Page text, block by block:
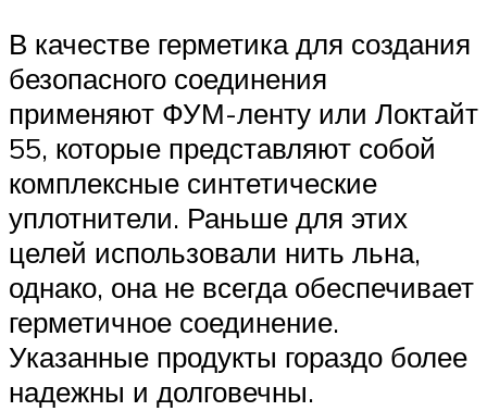
В качестве герметика для создания
безопасного соединения
применяют ФУМ-ленту или Локтайт
55, которые представляют собой
комплексные синтетические
уплотнители. Раньше для этих
целей использовали нить льна,
однако, она не всегда обеспечивает
герметичное соединение.
Указанные продукты гораздо более
надежны и долговечны.